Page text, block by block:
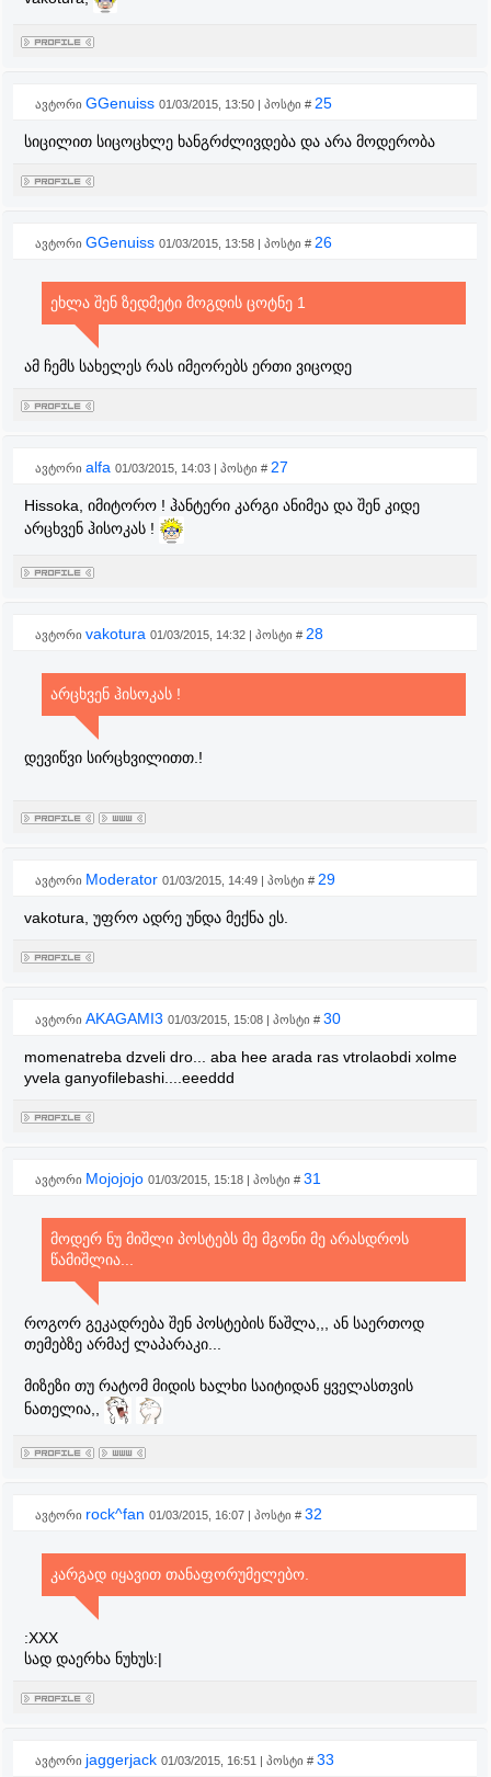
ავტორი GGenuiss 01/03/2015, 13:50 | პოსტი # 25
სიცილით სიცოცხლე ხანგრძლივდება და არა მოდერობა
ავტორი GGenuiss 01/03/2015, 13:58 | პოსტი # 26
ეხლა შენ ზედმეტი მოგდის ცოტნე 1
ამ ჩემს სახელეს რას იმეორებს ერთი ვიცოდე
ავტორი alfa 01/03/2015, 14:03 | პოსტი # 27
Hissoka, იმიტორო ! ჰანტერი კარგი ანიმეა და შენ კიდე
არცხვენ ჰისოკას !
ავტორი vakotura 01/03/2015, 14:32 | პოსტი # 28
არცხვენ ჰისოკას !
დევიწვი სირცხვილითთ.!
ავტორი Moderator 01/03/2015, 14:49 | პოსტი # 29
vakotura, უფრო ადრე უნდა მექნა ეს.
ავტორი AKAGAMI3 01/03/2015, 15:08 | პოსტი # 30
momenatreba dzveli dro... aba hee arada ras vtrolaobdi xolme
yvela ganyofilebashi....eeeddd
ავტორი Mojojojo 01/03/2015, 15:18 | პოსტი # 31
მოდერ ნუ მიშლი პოსტებს მე მგონი მე არასდროს
წამიშლია...
როგორ გეკადრება შენ პოსტების წაშლა,,, ან საერთოდ
თემებზე არმაქ ლაპარაკი...
მიზეზი თუ რატომ მიდის ხალხი საიტიდან ყველასთვის
ნათელია,,
ავტორი rock^fan 01/03/2015, 16:07 | პოსტი # 32
კარგად იყავით თანაფორუმელებო.
:XXX
სად დაერხა ნუხუს:|
ავტორი jaggerjack 01/03/2015, 16:51 | პოსტი # 33